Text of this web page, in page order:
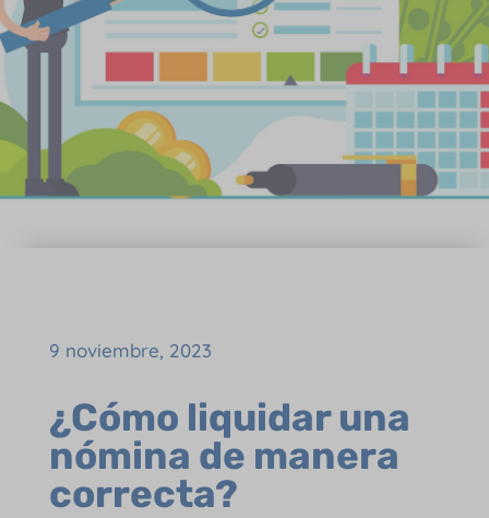
9 noviembre, 2023
¿Cómo liquidar una
nómina de manera
correcta?